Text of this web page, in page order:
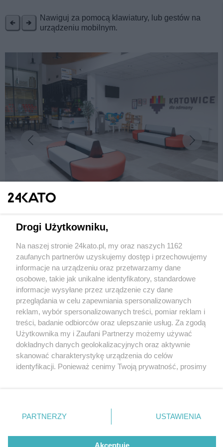
Nawiguj za pomocą klawiatury, lub gestów na
urządzeniu mobilnym.
lipca po przerwie technologicznej. Teraz z foyer
Zamontowano 232 szafki
2 / 5
Basen Zadole Katowice 5
Wydawca mediów lokalnych
Nie zapomnij
zapoznać się z:
polityką prywatności regulamin korzystania z portali
Twojemiasto
Piekary Śląskie
Chorzów
Tarnowskie Góry
Gliwice
Skontakuj sięz nami
Kontakt
Wydawca
Redakcja
Drogi Użytkowniku,
Na naszej stronie 24kato.pl, my oraz naszych 1162
zaufanych partnerów uzyskujemy dostęp i przechowujemy
informacje na urządzeniu oraz przetwarzamy dane
osobowe, takie jak unikalne identyfikatory, standardowe
informacje wysyłane przez urządzenie czy dane
przeglądania w celu zapewniania spersonalizowanych
reklam, wybór spersonalizowanych treści, pomiar reklam i
treści, badanie odbiorców oraz ulepszanie usług. Za zgodą
Użytkownika my i Zaufani Partnerzy możemy używać
dokładnych danych geolokalizacyjnych oraz aktywnie
skanować charakterystykę urządzenia do celów
identyfikacji. Ponieważ cenimy Twoją prywatność, prosimy
prywatności znajdujący się w lewym dolnym rogu strony
. Niektóre rodzaje przetwarzania danych nie wymagają
zgody użytkownika, ale masz prawo sprzeciwić się
takiemu przetwarzaniu. Preferencje będą miały
PARTNERZY USTAWIENIA
Akceptuję